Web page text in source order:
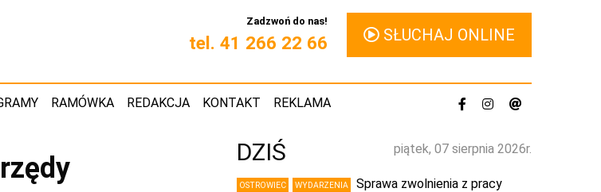
Zadzwoń do nas!
tel. 41 266 22 66 SŁUCHAJ ONLINE
RAMÓWKA REDAKCJA KONTAKT REKLAMA
piątek, 07 sierpnia 2026r.
DZIŚ
OSTROWIEC WYDARZENIA
Sprawa zwolnienia z pracy